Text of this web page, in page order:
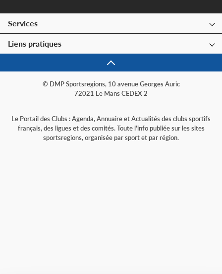
Services
Liens pratiques
© DMP Sportsregions, 10 avenue Georges Auric
72021 Le Mans CEDEX 2
Le Portail des Clubs : Agenda, Annuaire et Actualités des clubs sportifs
français, des ligues et des comités. Toute l'info publiée sur les sites
sportsregions, organisée par sport et par région.